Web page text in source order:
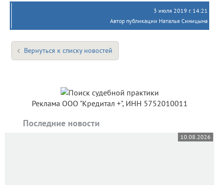
3 июля 2019 г. 14:21
Автор публикации Наталья Синицына
Вернуться к списку новостей
Реклама ООО "Кредитал +", ИНН 5752010011
Последние новости
10.08.2026